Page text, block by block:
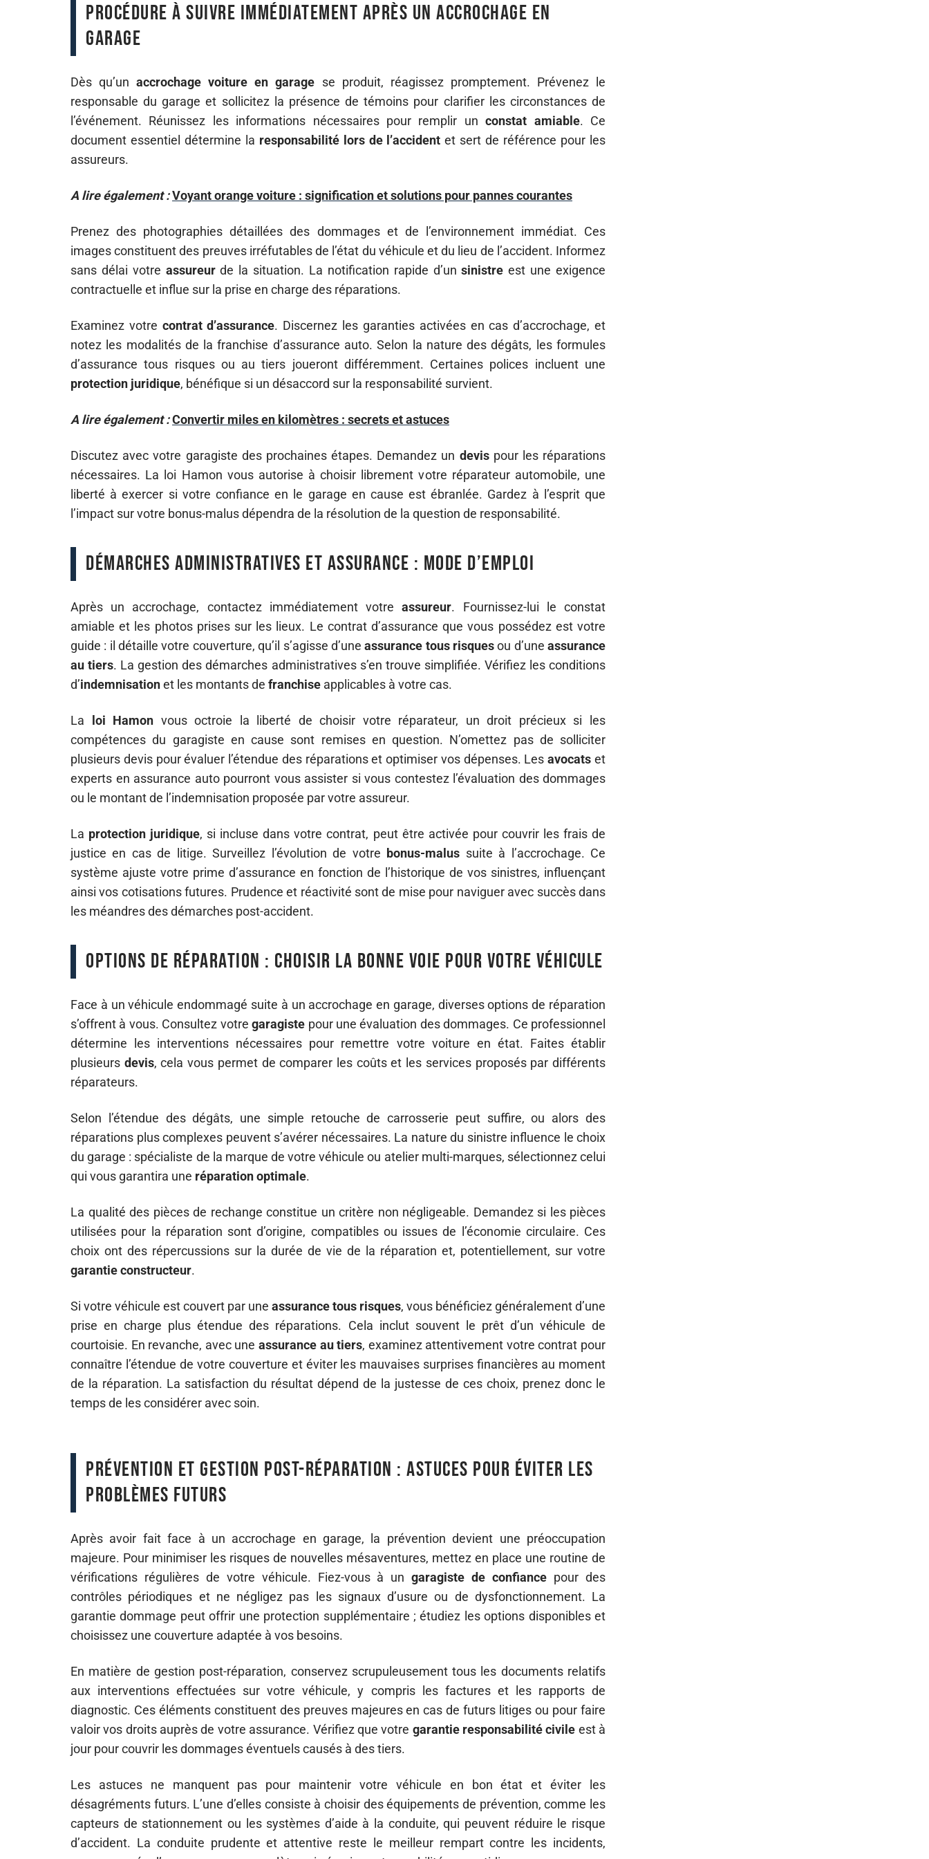
Procédure à suivre immédiatement après un accrochage en
garage
Dès qu’unaccrochage voiture en garage se produit, réagissez promptement. Prévenez le
responsable du garage et sollicitez la présence de témoins pour clarifier les circonstances de
l’événement. Réunissez les informations nécessaires pour remplir unconstat amiable. Ce
document essentiel détermine la responsabilité lors de l’accident et sert de référence pour les
assureurs.
A lire également :Voyant orange voiture : signification et solutions pour pannes courantes
Prenez des photographies détaillées des dommages et de l’environnement immédiat. Ces
images constituent des preuves irréfutables de l’état du véhicule et du lieu de l’accident. Informez
sans délai votre assureurde la situation. La notification rapide d’unsinistre est une exigence
contractuelle et influe sur la prise en charge des réparations.
Examinez votre contrat d’assurance. Discernez les garanties activées en cas d’accrochage, et
notez les modalités de la franchise d’assurance auto. Selon la nature des dégâts, les formules
d’assurance tous risques ou au tiers joueront différemment. Certaines polices incluent une
protection juridique, bénéfique si un désaccord sur la responsabilité survient.
A lire également :Convertir miles en kilomètres : secrets et astuces
Discutez avec votre garagiste des prochaines étapes. Demandez un devispour les réparations
nécessaires. La loi Hamon vous autorise à choisir librement votre réparateur automobile, une
liberté à exercer si votre confiance en le garage en cause est ébranlée. Gardez à l’esprit que
l’impact sur votre bonus-malus dépendra de la résolution de la question de responsabilité.
Démarches administratives et assurance : mode d’emploi
Après un accrochage, contactez immédiatement votreassureur. Fournissez-lui le constat
amiable et les photos prises sur les lieux. Le contrat d’assurance que vous possédez est votre
guide : il détaille votre couverture, qu’il s’agisse d’uneassurance tous risquesou d’uneassurance
au tiers. La gestion des démarches administratives s’en trouve simplifiée. Vérifiez les conditions
d’indemnisationet les montants de franchise applicables à votre cas.
La loi Hamon vous octroie la liberté de choisir votre réparateur, un droit précieux si les
compétences du garagiste en cause sont remises en question. N’omettez pas de solliciter
plusieurs devis pour évaluer l’étendue des réparations et optimiser vos dépenses. Lesavocats et
experts en assurance auto pourront vous assister si vous contestez l’évaluation des dommages
ou le montant de l’indemnisation proposée par votre assureur.
La protection juridique, si incluse dans votre contrat, peut être activée pour couvrir les frais de
justice en cas de litige. Surveillez l’évolution de votre bonus-malus suite à l’accrochage. Ce
système ajuste votre prime d’assurance en fonction de l’historique de vos sinistres, influençant
ainsi vos cotisations futures. Prudence et réactivité sont de mise pour naviguer avec succès dans
les méandres des démarches post-accident.
Options de réparation : choisir la bonne voie pour votre véhicule
Face à un véhicule endommagé suite à un accrochage en garage, diverses options de réparation
s’offrent à vous. Consultez votregaragiste pour une évaluation des dommages. Ce professionnel
détermine les interventions nécessaires pour remettre votre voiture en état. Faites établir
plusieurs devis, cela vous permet de comparer les coûts et les services proposés par différents
réparateurs.
Selon l’étendue des dégâts, une simple retouche de carrosserie peut suffire, ou alors des
réparations plus complexes peuvent s’avérer nécessaires. La nature du sinistre influence le choix
du garage : spécialiste de la marque de votre véhicule ou atelier multi-marques, sélectionnez celui
qui vous garantira une réparation optimale.
La qualité des pièces de rechange constitue un critère non négligeable. Demandez si les pièces
utilisées pour la réparation sont d’origine, compatibles ou issues de l’économie circulaire. Ces
choix ont des répercussions sur la durée de vie de la réparation et, potentiellement, sur votre
garantie constructeur.
Si votre véhicule est couvert par une assurance tous risques, vous bénéficiez généralement d’une
prise en charge plus étendue des réparations. Cela inclut souvent le prêt d’un véhicule de
courtoisie. En revanche, avec une assurance au tiers, examinez attentivement votre contrat pour
connaître l’étendue de votre couverture et éviter les mauvaises surprises financières au moment
de la réparation. La satisfaction du résultat dépend de la justesse de ces choix, prenez donc le
temps de les considérer avec soin.
Prévention et gestion post-réparation : astuces pour éviter les
problèmes futurs
Après avoir fait face à un accrochage en garage, la prévention devient une préoccupation
majeure. Pour minimiser les risques de nouvelles mésaventures, mettez en place une routine de
vérifications régulières de votre véhicule. Fiez-vous à ungaragiste de confiance pour des
contrôles périodiques et ne négligez pas les signaux d’usure ou de dysfonctionnement. La
garantie dommage peut offrir une protection supplémentaire ; étudiez les options disponibles et
choisissez une couverture adaptée à vos besoins.
En matière de gestion post-réparation, conservez scrupuleusement tous les documents relatifs
aux interventions effectuées sur votre véhicule, y compris les factures et les rapports de
diagnostic. Ces éléments constituent des preuves majeures en cas de futurs litiges ou pour faire
valoir vos droits auprès de votre assurance. Vérifiez que votre garantie responsabilité civile est à
jour pour couvrir les dommages éventuels causés à des tiers.
Les astuces ne manquent pas pour maintenir votre véhicule en bon état et éviter les
désagréments futurs. L’une d’elles consiste à choisir des équipements de prévention, comme les
capteurs de stationnement ou les systèmes d’aide à la conduite, qui peuvent réduire le risque
d’accident. La conduite prudente et attentive reste le meilleur rempart contre les incidents,